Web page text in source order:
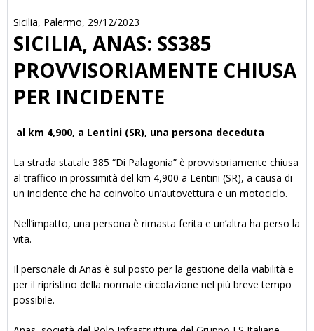
Sicilia, Palermo, 29/12/2023
SICILIA, ANAS: SS385
PROVVISORIAMENTE CHIUSA
PER INCIDENTE
al km 4,900, a Lentini (SR), una persona deceduta
La strada statale 385 “Di Palagonia” è provvisoriamente chiusa
al traffico in prossimità del km 4,900 a Lentini (SR), a causa di
un incidente che ha coinvolto un’autovettura e un motociclo.
Nell’impatto, una persona è rimasta ferita e un’altra ha perso la
vita.
Il personale di Anas è sul posto per la gestione della viabilità e
per il ripristino della normale circolazione nel più breve tempo
possibile.